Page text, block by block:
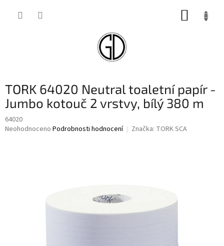
TORK 64020 Neutral toaletní papír -
Jumbo kotouč 2 vrstvy, bílý 380 m
64020
Průměrné
Neohodnoceno Podrobnosti hodnocení Značka: TORK SCA